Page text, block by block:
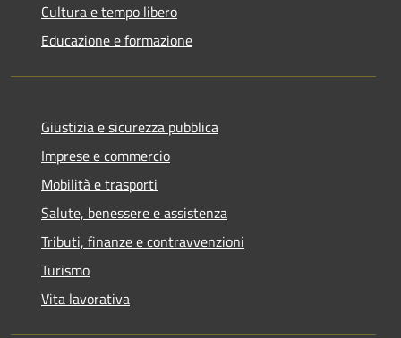
Cultura e tempo libero
Educazione e formazione
Giustizia e sicurezza pubblica
Imprese e commercio
Mobilità e trasporti
Salute, benessere e assistenza
Tributi, finanze e contravvenzioni
Turismo
Vita lavorativa